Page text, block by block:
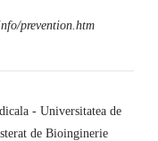
prevention.htm
- Universitatea de
de Bioinginerie